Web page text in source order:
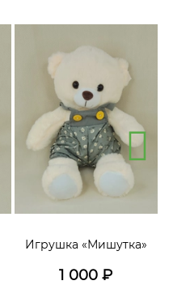
Игрушка «Мишутка»
1 000 ₽